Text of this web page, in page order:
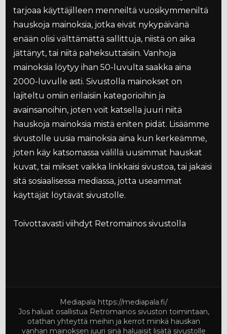
tarjoaa käyttäjilleen menneiltä vuosikymmeniltä
hauskoja mainoksia, jotka eivät nykypäivänä
enään olisi välttämättä sallittuja, niistä on aika
jättänyt, tai niitä paheksuttaisiin. Vanhoja
mainoksia löytyy ihan 50-luvulta saakka aina
2000-luvulle asti. Sivustolla mainokset on
lajiteltu omiin erilaisiin kategorioihin ja
avainsanoihin, joten voit katsella juuri niitä
hauskoja mainoksia mistä eniten pidät. Lisäämme
sivustolle uusia mainoksia aina kun kerkeämme,
joten käy katsomassa välillä uusimmat hauskat
kuvat, tai mikset vaikka linkkaisi sivustoa, tai jakaisi
sitä sosiaalisessa mediassa, jotta useammat
käyttäjät löytävät sivustolle.
Toivottavasti viihdyt Retromainos sivustolla
Mediapala https://mediapala.fi/
Jos haluat osallistua Retromainos sivuston toimintaan,
otathan yhteyttä meihin ja kerrot minkä hauskan
vanhan mainoksen juuri sinä haluaisit lisätä sivustolle